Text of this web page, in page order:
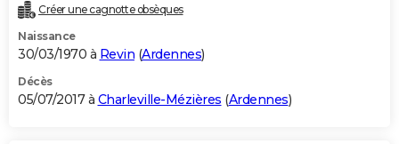
Créer une cagnotte obsèques
Naissance
30/03/1970 à Revin (Ardennes)
Décès
05/07/2017 à Charleville-Mézières (Ardennes)